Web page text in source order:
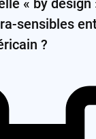
sensibles
?